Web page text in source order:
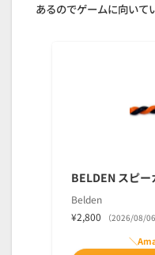
あるのでゲームに向いて
BELDEN スピ
Belden
¥2,800
（2026/08/
＼